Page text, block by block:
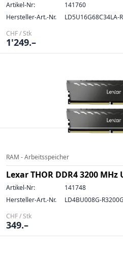
Artikel-Nr:
141760
Hersteller-Art.-Nr.
LD5U16G68C34LA-
CHF / Stk
1'249.–
RAM - Arbeitsspeicher
Lexar THOR DDR4 3200 MHz
Artikel-Nr:
141748
Hersteller-Art.-Nr.
LD4BU008G-
CHF / Stk
349.–